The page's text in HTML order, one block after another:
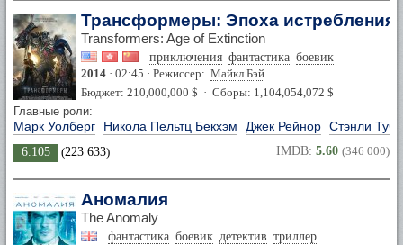
Трансформеры: Эпоха истребления
Transformers: Age of Extinction
приключения фантастика боевик
2014 · 02:45 · Режиссер: Майкл Бэй
Бюджет: 210,000,000 $ · Сборы: 1,104,054,072 $
Главные роли:
Марк Уолберг Никола Пельтц Бекхэм Джек Рейнор Стэнли
6.105 (223 633) IMDB: 5.60 (346 000)
Аномалия
The Anomaly
фантастика боевик детектив триллер